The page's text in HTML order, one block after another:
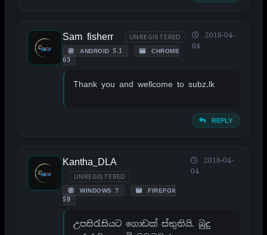
Sam fisherr UNREGISTERED
ANDROID 5.1
CHROME
63
2018-04-
04
Thank you and wellcome to subz.lk
REPLY
Kantha_DLA
UNREGISTERED
WINDOWS 7
FIREFOX
59
2018-04-
04
උපසිරැසියට ගොඩක් ස්තුතියි. බුදු